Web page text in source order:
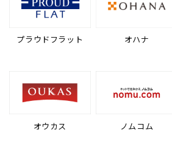
プラウドフラット オハナ
オウカス ノムコム